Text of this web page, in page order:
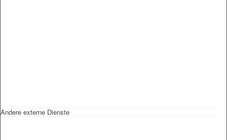
Andere externe Dienste